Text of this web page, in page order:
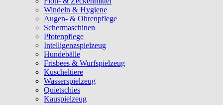
Windeln & Hygiene
Augen- & Ohrenpflege
Schermaschinen
Pfotenpflege
Intelligenzspielzeug
Hundebälle
Frisbees & Wurfspielzeug
Kuscheltiere
Wasserspielzeug
Quietschies
Kauspielzeug